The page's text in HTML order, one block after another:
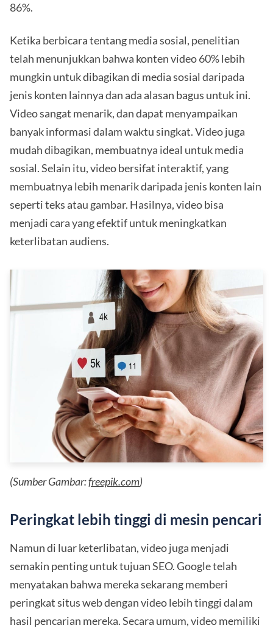
86%.
Ketika berbicara tentang media sosial, penelitian
telah menunjukkan bahwa konten video 60% lebih
mungkin untuk dibagikan di media sosial daripada
jenis konten lainnya dan ada alasan bagus untuk ini.
Video sangat menarik, dan dapat menyampaikan
banyak informasi dalam waktu singkat. Video juga
mudah dibagikan, membuatnya ideal untuk media
sosial. Selain itu, video bersifat interaktif, yang
membuatnya lebih menarik daripada jenis konten lain
seperti teks atau gambar. Hasilnya, video bisa
menjadi cara yang efektif untuk meningkatkan
keterlibatan audiens.
(Sumber Gambar:freepik.com)
Peringkat lebih tinggi di mesin pencari
Namun di luar keterlibatan, video juga menjadi
semakin penting untuk tujuan SEO. Google telah
menyatakan bahwa mereka sekarang memberi
peringkat situs web dengan video lebih tinggi dalam
hasil pencarian mereka. Secara umum, video memiliki